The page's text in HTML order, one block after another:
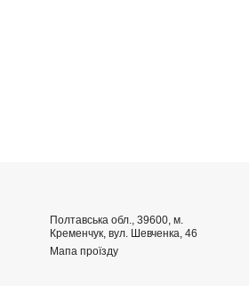
Полтавська обл., 39600, м.
Кременчук, вул. Шевченка, 46
Мапа проїзду